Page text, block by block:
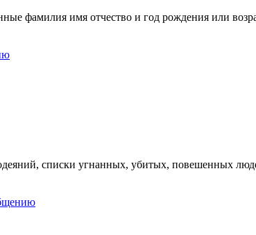
фамилия имя отчество и год рождения или
списки угнанных, убитых, повешенных